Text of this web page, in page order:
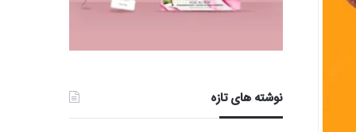
نوشته های تازه